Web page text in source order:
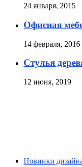
24 января, 2015
Офисная
14 февраля, 2016
Стулья
12 июня, 2019
Новинки